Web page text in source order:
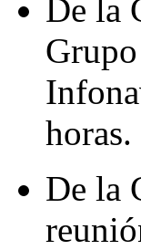
De la
horas.
De la